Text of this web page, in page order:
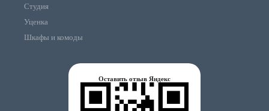
Студия
Уценка
Шкафы и комоды
Оставить отзыв Яндекс